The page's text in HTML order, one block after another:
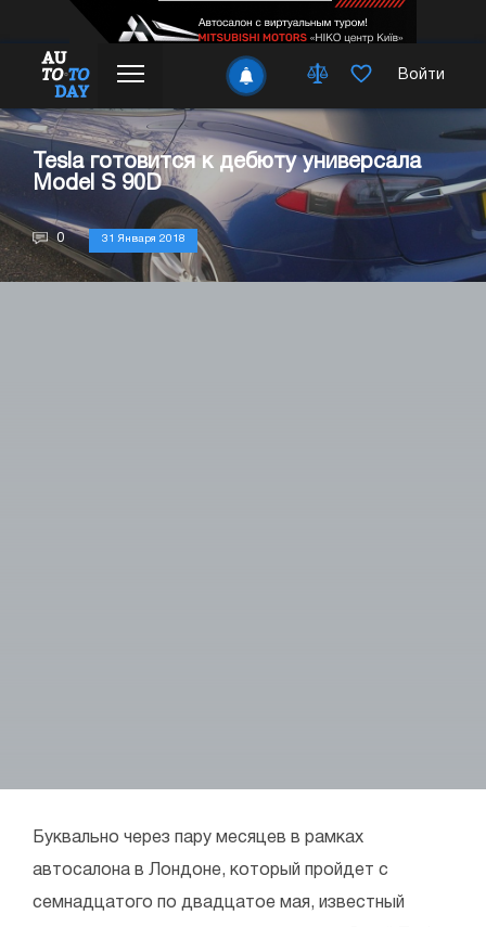
Войти
Tesla готовится к дебюту универсала
Model S 90D
0 31 Января 2018
Буквально через пару месяцев в рамках
автосалона в Лондоне, который пройдет с
семнадцатого по двадцатое мая, известный